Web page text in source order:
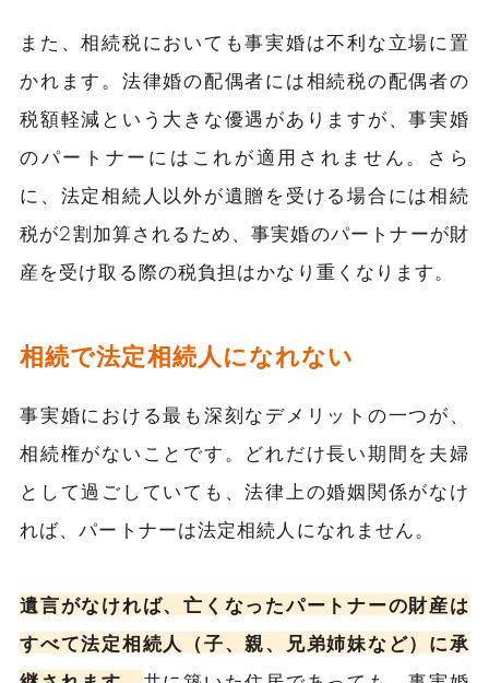
また、相続税においても事実婚は不利な立場に置
かれます。法律婚の配偶者には相続税の配偶者の
税額軽減という大きな優遇がありますが、事実婚
のパートナーにはこれが適用されません。さら
に、法定相続人以外が遺贈を受ける場合には相続
税が2割加算されるため、事実婚のパートナーが財
産を受け取る際の税負担はかなり重くなります。
相続で法定相続人になれない
事実婚における最も深刻なデメリットの一つが、
相続権がないことです。どれだけ長い期間を夫婦
として過ごしていても、法律上の婚姻関係がなけ
れば、パートナーは法定相続人になれません。
遺言がなければ、亡くなったパートナーの財産は
すべて法定相続人（子、親、兄弟姉妹など）に承